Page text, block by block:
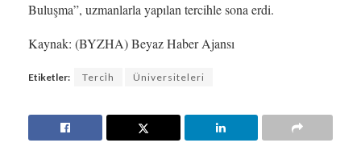
Buluşma”, uzmanlarla yapılan tercihle sona erdi.
Kaynak: (BYZHA) Beyaz Haber Ajansı
Etiketler: Terci̇h Üniversiteleri